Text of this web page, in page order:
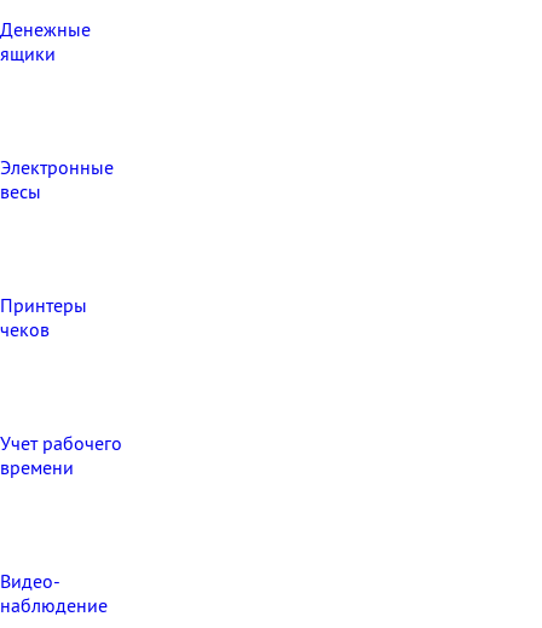
Денежные
ящики
Электронные
весы
Принтеры
чеков
Учет рабочего
времени
Видео‑
наблюдение